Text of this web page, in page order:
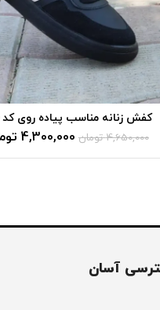
کفش زنانه مناسب پیاده روی کد J10
4,650,000 تومان 4,300,000
آسان